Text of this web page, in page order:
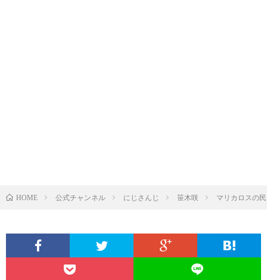
HOME 公式チャンネル にじさんじ 笹木咲 マリカロスの